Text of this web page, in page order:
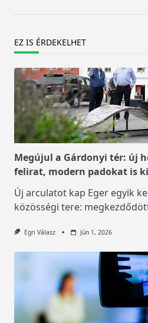
EZ IS ÉRDEKELHET
Megújul a Gárdonyi tér: új
felirat, modern padokat is
Új arculatot kap Eger egyik
közösségi tere:
Egri Válasz Jún 1, 2026